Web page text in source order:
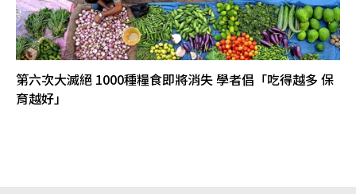
第六次大滅絕 1000種糧食即將消失 學者倡「吃得越多 保
育越好」